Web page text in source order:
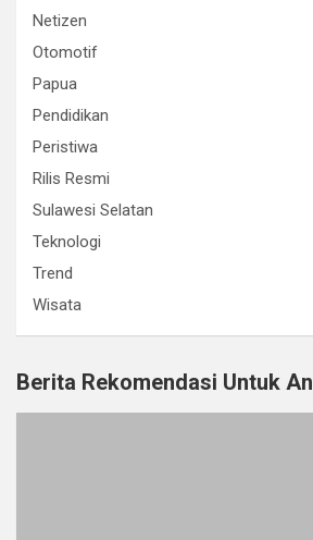
Netizen
Otomotif
Papua
Pendidikan
Peristiwa
Rilis Resmi
Sulawesi Selatan
Teknologi
Trend
Wisata
Berita Rekomendasi Untuk